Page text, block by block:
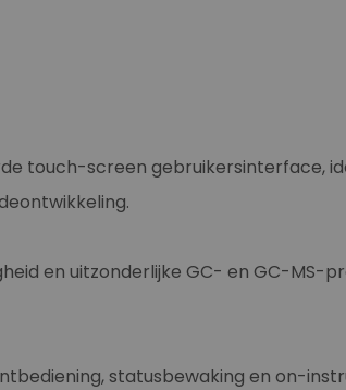
touch-screen gebruikersinterface,
en uitzonderlijke GC- en GC-
statusbewaking en on-